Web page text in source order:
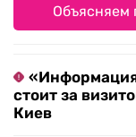
Объясняем
стоит за
Киев